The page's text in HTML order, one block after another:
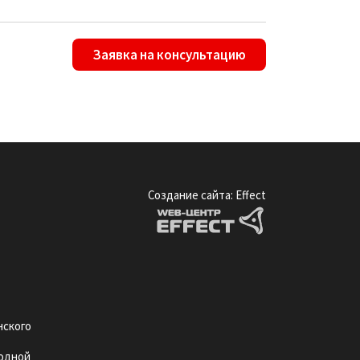
Заявка на консультацию
Создание сайта: Effect